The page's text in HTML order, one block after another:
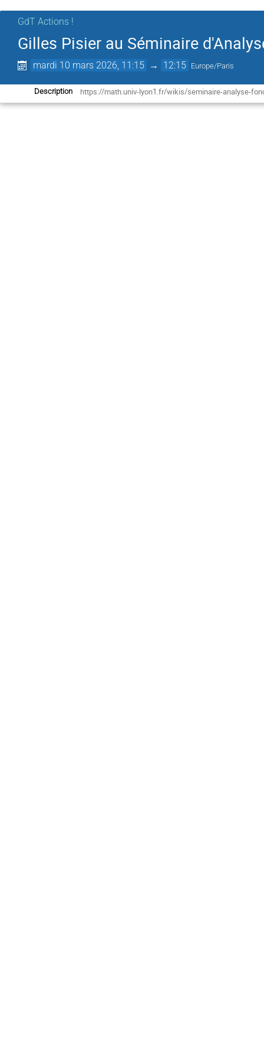
GdT Actions !
Gilles Pisier au Séminaire
mardi 10 mars 2026, 11:15 → 12:15 Europe/Paris
Description https://math.univ-lyon1.fr/wikis/seminaire-analyse-